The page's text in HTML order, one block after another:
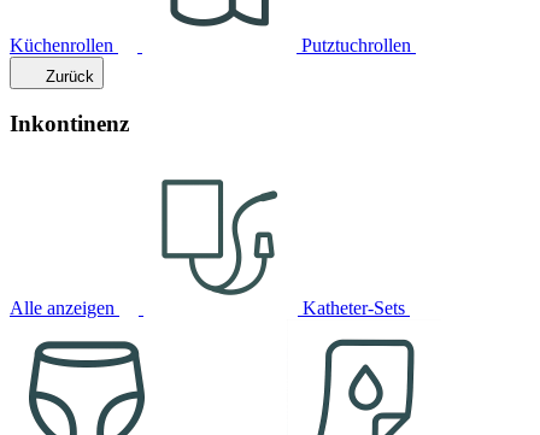
Küchenrollen Putztuchrollen
Zurück
Inkontinenz
Alle anzeigen Katheter-Sets